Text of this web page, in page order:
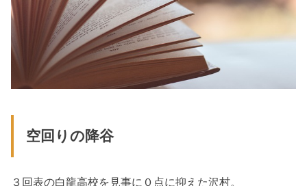
空回りの降谷
３回表の白龍高校を見事に０点に抑えた沢村。